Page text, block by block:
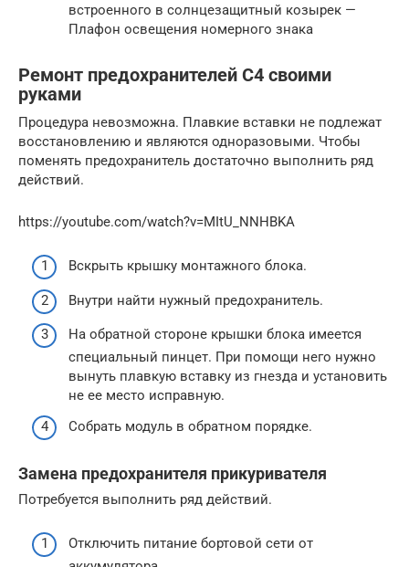
встроенного в солнцезащитный козырек —
Плафон освещения номерного знака
Ремонт предохранителей С4 своими
руками
Процедура невозможна. Плавкие вставки не подлежат
восстановлению и являются одноразовыми. Чтобы
поменять предохранитель достаточно выполнить ряд
действий.
https://youtube.com/watch?v=MItU_NNHBKA
Вскрыть крышку монтажного блока.
Внутри найти нужный предохранитель.
На обратной стороне крышки блока имеется
специальный пинцет. При помощи него нужно
вынуть плавкую вставку из гнезда и установить
не ее место исправную.
Собрать модуль в обратном порядке.
Замена предохранителя прикуривателя
Потребуется выполнить ряд действий.
Отключить питание бортовой сети от